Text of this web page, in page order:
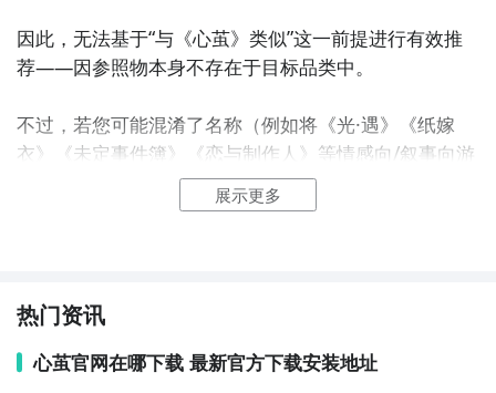
因此，无法基于“与《心茧》类似”这一前提进行有效推
荐——因参照物本身不存在于目标品类中。
不过，若您可能混淆了名称（例如将《光·遇》《纸嫁
衣》《未定事件簿》《恋与制作人》等情感向/叙事向游
戏误记为《心茧》），或实际想寻找的是以下类型之一
的国产热门中文手游：
题
- ✅ 具备多人社交/轻度联网互动（非硬核MMO，但属
广义“网络游戏”范畴）
展示更多
热门资讯
心茧官网在哪下载 最新官方下载安装地址